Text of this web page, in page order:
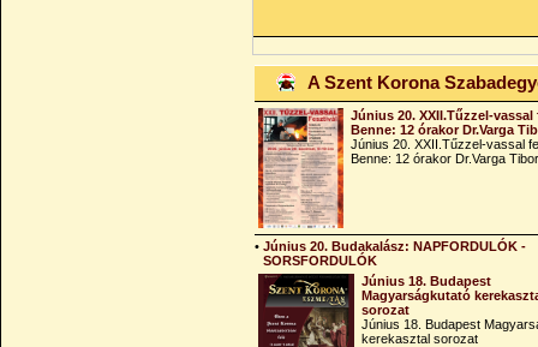
A Szent Korona
Június 20. XXII.Tűzzel-
Benne: 12 órakor Dr.Varga
Június 20. XXII.Tűzzel-vassal
Benne: 12 órakor Dr.Varga Tibor
• Június 20. Budakalász: NAPFORDULÓK -
SORSFORDULÓK
Június 18. Budapest
Magyarságkutató
sorozat
Június 18. Budapest
kerekasztal sorozat